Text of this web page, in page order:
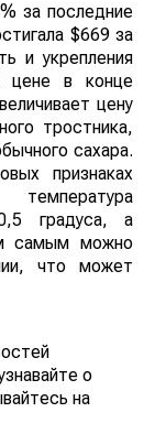
за последние
$669 за
и укрепления
цене в конце
цену
тростника,
сахара.
признаках
градуса, а
самым можно
что может
о
на